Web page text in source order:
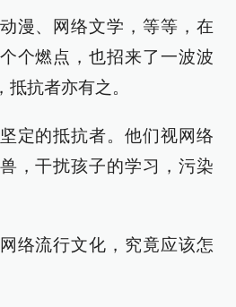
漫、网络文学，等等，在
个燃点，也招来了一波波
抗者亦有之。
定的抵抗者。他们视网络
，干扰孩子的学习，污染
络流行文化，究竟应该怎